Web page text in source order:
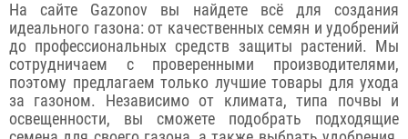
На сайте Gazonov вы найдете всё для создания
идеального газона: от качественных семян и удобрений
до профессиональных средств защиты растений. Мы
сотрудничаем с проверенными производителями,
поэтому предлагаем только лучшие товары для ухода
за газоном. Независимо от климата, типа почвы и
освещенности, вы сможете подобрать подходящие